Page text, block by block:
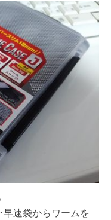
早速袋からワームを